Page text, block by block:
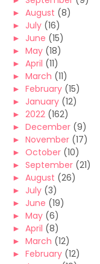
► August (8)
► July (16)
► June (15)
► May (18)
► April (11)
► March (11)
► February (15)
► January (12)
► 2022 (162)
► December (9)
► November (17)
► October (10)
► September (21)
► August (26)
► July (3)
► June (19)
► May (6)
► April (8)
► March (12)
► February (12)